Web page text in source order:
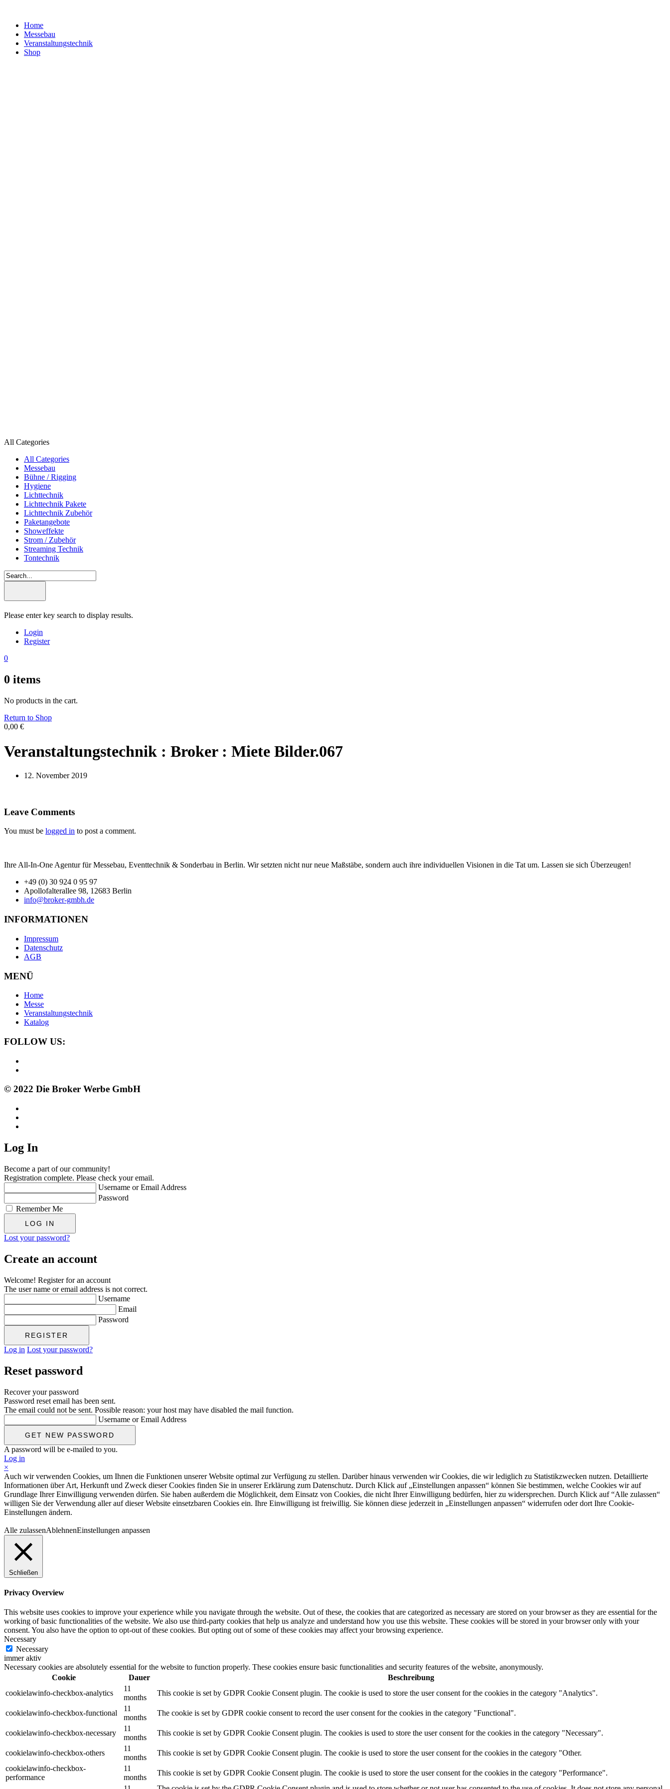
Home
Messebau
Veranstaltungs­technik
Shop
All Categories
All Categories
Messebau
Bühne / Rigging
Hygiene
Lichttechnik
Lichttechnik Pakete
Lichttechnik Zubehör
Paketangebote
Showeffekte
Strom / Zubehör
Streaming Technik
Tontechnik
Please enter key search to display results.
Login
Register
0
0 items
No products in the cart.
Return to Shop
0,00 €
Veranstaltungstechnik : Broker : Miete Bilder.067
12. November 2019
Leave Comments
You must be logged in to post a comment.
Ihre All-In-One Agentur für Messebau, Eventtechnik & Sonderbau in Berlin. Wir setzten nicht nur neue Maßstäbe, sondern auch ihre individuellen Visionen in die Tat um. Lassen sie sich Überzeugen!
+49 (0) 30 924 0 95 97
Apollofalterallee 98, 12683 Berlin
info@broker-gmbh.de
INFORMATIONEN
Impressum
Datenschutz
AGB
MENÜ
Home
Messe
Veranstaltungstechnik
Katalog
FOLLOW US:
© 2022 Die Broker Werbe GmbH
Log In
Become a part of our community!
Registration complete. Please check your email.
Username or Email Address
Password
Remember Me
Lost your password?
Create an account
Welcome! Register for an account
The user name or email address is not correct.
Username
Email
Password
Log in Lost your password?
Reset password
Recover your password
Password reset email has been sent.
The email could not be sent. Possible reason: your host may have disabled the mail function.
Username or Email Address
A password will be e-mailed to you.
Log in
×
Auch wir verwenden Cookies, um Ihnen die Funktionen unserer Website optimal zur Verfügung zu stellen. Darüber hinaus verwenden wir Cookies, die wir lediglich zu Statistikzwecken nutzen. Detaillierte
Informationen über Art, Herkunft und Zweck dieser Cookies finden Sie in unserer Erklärung zum Datenschutz. Durch Klick auf „Einstellungen anpassen“ können Sie bestimmen, welche Cookies wir auf
Grundlage Ihrer Einwilligung verwenden dürfen. Sie haben außerdem die Möglichkeit, dem Einsatz von Cookies, die nicht Ihrer Einwilligung bedürfen, hier zu widersprechen. Durch Klick auf “Alle zulassen“
willigen Sie der Verwendung aller auf dieser Website einsetzbaren Cookies ein. Ihre Einwilligung ist freiwillig. Sie können diese jederzeit in „Einstellungen anpassen“ widerrufen oder dort Ihre Cookie-
Einstellungen ändern.
Alle zulassenAblehnenEinstellungen anpassen
Schließen
Privacy Overview
This website uses cookies to improve your experience while you navigate through the website. Out of these, the cookies that are categorized as necessary are stored on your browser as they are essential for the
working of basic functionalities of the website. We also use third-party cookies that help us analyze and understand how you use this website. These cookies will be stored in your browser only with your
consent. You also have the option to opt-out of these cookies. But opting out of some of these cookies may affect your browsing experience.
Necessary
Necessary
immer aktiv
Necessary cookies are absolutely essential for the website to function properly. These cookies ensure basic functionalities and security features of the website, anonymously.
Cookie
Dauer
Beschreibung
cookielawinfo-checkbox-analytics
11
months
This cookie is set by GDPR Cookie Consent plugin. The cookie is used to store the user consent for the cookies in the category "Analytics".
cookielawinfo-checkbox-functional
11
months
The cookie is set by GDPR cookie consent to record the user consent for the cookies in the category "Functional".
cookielawinfo-checkbox-necessary
11
months
This cookie is set by GDPR Cookie Consent plugin. The cookies is used to store the user consent for the cookies in the category "Necessary".
cookielawinfo-checkbox-others
11
months
This cookie is set by GDPR Cookie Consent plugin. The cookie is used to store the user consent for the cookies in the category "Other.
cookielawinfo-checkbox-
performance
11
months
This cookie is set by GDPR Cookie Consent plugin. The cookie is used to store the user consent for the cookies in the category "Performance".